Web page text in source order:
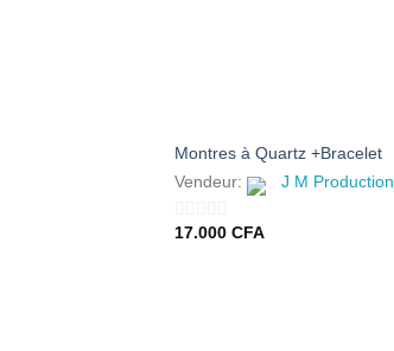
Montres à Quartz +Bracelet
Vendeur:
J M Production
0
17.000 CFA